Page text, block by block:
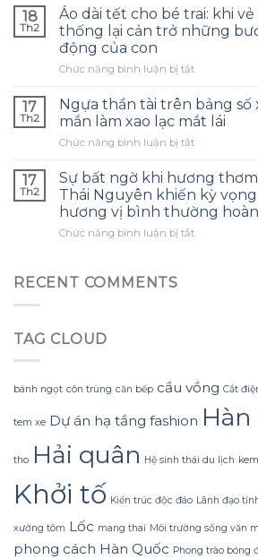
lại
cảm
giác
mại,
giặt
thường
lại
giảm
độ
bền
của
chất
qua
cách
sắp
mành
khi
trang
trí
Tết
khiến
không
gian
nhà
chưa
18
Th2
Áo dài tết cho bé trai: khi
thống lại cản trở những
động của con
Chức năng bình luận bị tắtở
dài
tết
cho
bé
khi
vẻ
đẹp
truyền
thống
con
17
Th2
Ngựa thần tài trên bảng số
mắn làm xao lạc mắt lái
Chức năng bình luận bị tắtở
thần
tài
trên
bảng
số
mắt
17
Th2
Sự bất ngờ khi hương
Thái Nguyên khiến kỳ
hương vị bình thường
Chức năng bình luận bị tắtở
vụn
Nguyên
vọng
về
hương
vị
bình
RECENT COMMENTS
TAG CLOUD
bánh ngọt côn trùng căn bếp cầu vồng Cắt
tem xe Dự án hạ tầng fashion Hàn
tho Hải quân Hệ sinh thái du lịch
Khởi tố Kiến trúc độc đáo Lãnh đạo
xưởng tôm Lốc mang thai Môi trường sống văn
phong cách Hàn Quốc Phong trào bóng